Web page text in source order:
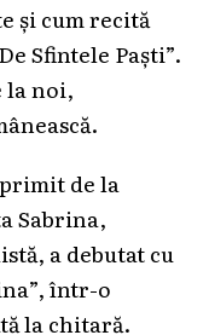
și cum recită
Sfintele Paști”.
la noi,
de la
Sabrina,
a debutat cu
într-o
la chitară.